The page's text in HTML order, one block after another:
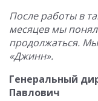
После работы в
месяцев мы
продолжаться.
«Джинн».
Генеральный
Павлович